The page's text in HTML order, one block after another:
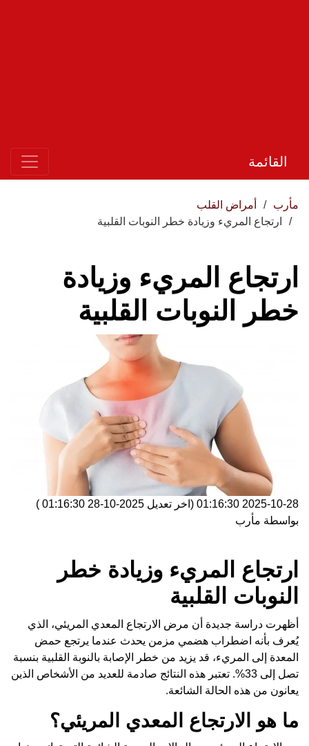
القائمة
مأرب
أمراض القلب
ارتجاع المريء وزيادة خطر النوبات القلبية
ارتجاع المريء وزيادة
خطر النوبات القلبية
2025-10-28 01:16:30 (اخر تعديل 2025-10-28 01:16:30
)
بواسطة مأرب
ارتجاع المريء وزيادة خطر
النوبات القلبية
أظهرت دراسة جديدة أن مرض الارتجاع المعدي المريئي، الذي
يُعرف بأنه اضطراب هضمي مزمن يحدث عندما يرتجع حمض
المعدة إلى المريء، قد يزيد من خطر الإصابة بالنوبة القلبية بنسبة
تصل إلى 33%. تعتبر هذه النتائج صادمة للعديد من الأشخاص الذين
يعانون من هذه الحالة الشائعة.
ما هو الارتجاع المعدي المريئي؟